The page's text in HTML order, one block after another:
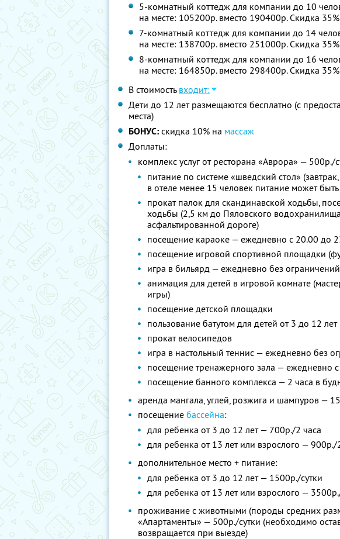
5-комнатный коттедж для компании до 10
на месте: 105200р. вместо 190400р. Скидка 35%
7-комнатный коттедж для компании до 14
на месте: 138700р. вместо 251000р. Скидка 35%
8-комнатный коттедж для компании до 16
на месте: 164850р. вместо 298400р. Скидка 35%
В стоимость входит:
Дети до 12 лет размещаются бесплатно (с
места)
БОНУС: скидка 10% на массаж
Доплаты:
комплекс услуг от ресторана «Аврора» — 500р./
питание по системе «шведский стол»
в отеле менее 15 человек питание может
прокат палок для скандинавской ходьбы,
ходьбы (2,5 км до Пяловского
асфальтированной дороге)
посещение караоке — ежедневно с 20.00 до
посещение игровой спортивной площадки
игра в бильярд — ежедневно без ограничений
анимация для детей в игровой комнате
игры)
посещение детской площадки
пользование батутом для детей от 3 до 12 лет
прокат велосипедов
игра в настольный теннис — ежедневно без
посещение тренажерного зала — ежедневно
посещение банного комплекса — 2 часа в
аренда мангала, углей, розжига и шампуров —
посещение бассейна:
для ребенка от 3 до 12 лет — 700р./2 часа
для ребенка от 13 лет или взрослого — 900р./
дополнительное место + питание:
для ребенка от 3 до 12 лет — 1500р./сутки
для ребенка от 13 лет или взрослого —
проживание с животными (породы средних
«Апартаменты» — 500р./сутки (необходимо
возвращается при выезде)